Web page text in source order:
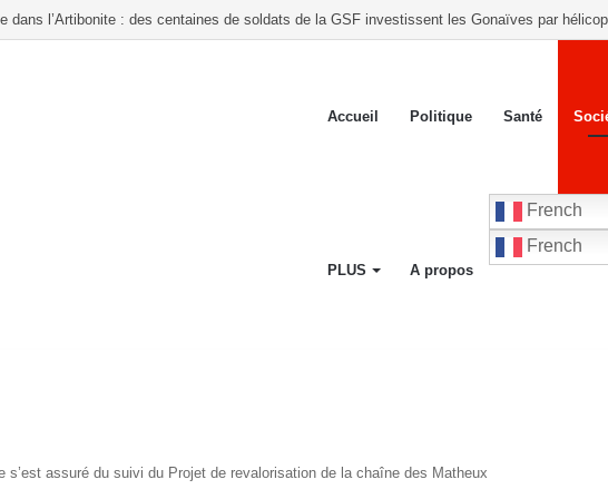
dans l’Artibonite : des centaines de soldats de la GSF investissent les Gonaïves par
Accueil Politique Santé
PLUS A propos
French
French
s’est assuré du suivi du Projet de revalorisation de la chaîne des Matheux